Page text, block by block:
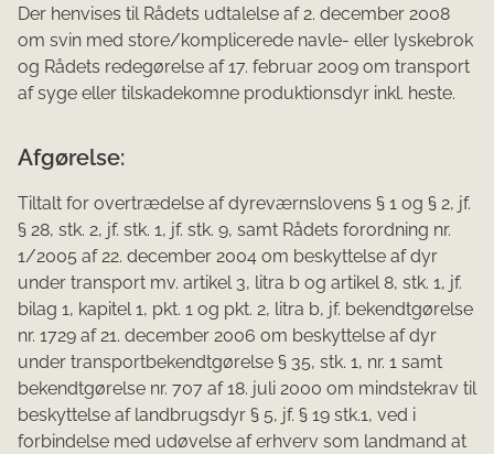
Der henvises til Rådets udtalelse af 2. december 2008
om svin med store/komplicerede navle- eller lyskebrok
og Rådets redegørelse af 17. februar 2009 om transport
af syge eller tilskadekomne produktionsdyr inkl. heste.
Afgørelse:
Tiltalt for overtrædelse af dyreværnslovens § 1 og § 2, jf.
§ 28, stk. 2, jf. stk. 1, jf. stk. 9, samt Rådets forordning nr.
1/2005 af 22. december 2004 om beskyttelse af dyr
under transport mv. artikel 3, litra b og artikel 8, stk. 1, jf.
bilag 1, kapitel 1, pkt. 1 og pkt. 2, litra b, jf. bekendtgørelse
nr. 1729 af 21. december 2006 om beskyttelse af dyr
under transportbekendtgørelse § 35, stk. 1, nr. 1 samt
bekendtgørelse nr. 707 af 18. juli 2000 om mindstekrav til
beskyttelse af landbrugsdyr § 5, jf. § 19 stk.1, ved i
forbindelse med udøvelse af erhverv som landmand at